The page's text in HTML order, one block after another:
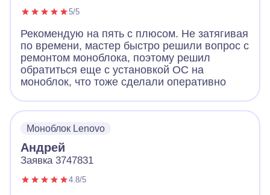
5/5
Рекомендую на пять с плюсом. Не затягивая
по времени, мастер быстро решили вопрос с
ремонтом моноблока, поэтому решил
обратиться еще с установкой ОС на
моноблок, что тоже сделали оперативно
Моноблок Lenovo
Андрей
Заявка 3747831
4.8/5